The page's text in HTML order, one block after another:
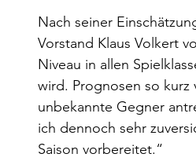
Nach seiner
Vorstand Klaus Volkert
Niveau in allen
wird. Prognosen so
unbekannte Gegner
ich dennoch sehr
Saison vorbereitet.“